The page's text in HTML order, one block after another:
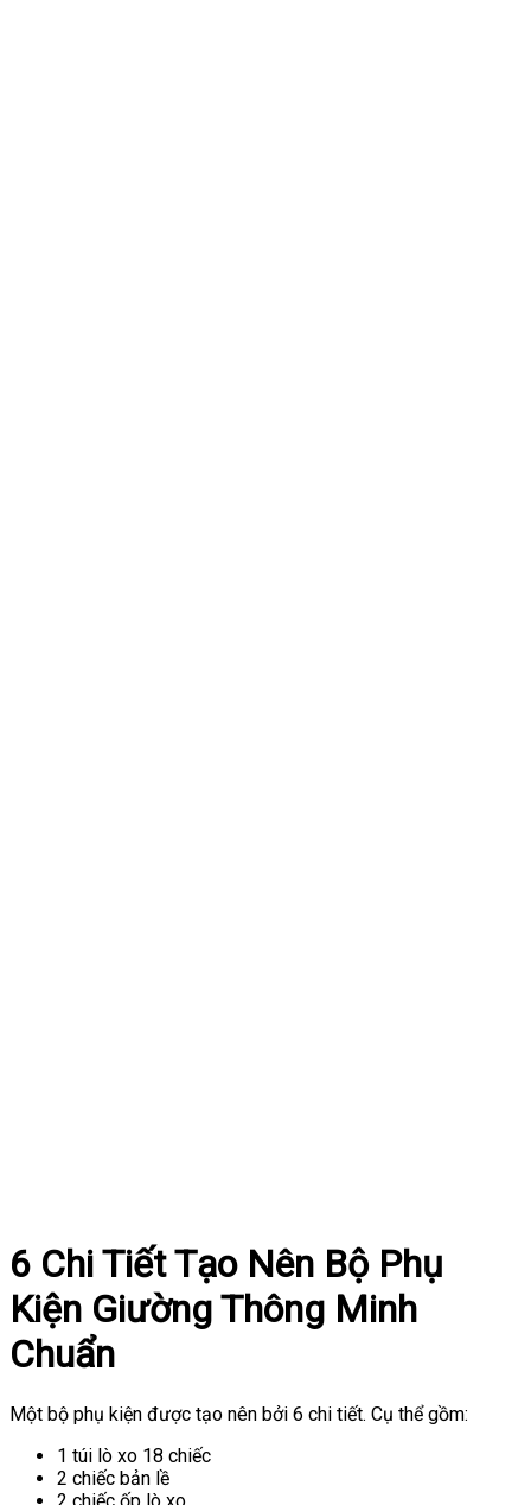
6 Chi Tiết Tạo Nên Bộ Phụ
Kiện Giường Thông Minh
Chuẩn
Một bộ phụ kiện được tạo nên bởi 6 chi tiết. Cụ thể gồm:
1 túi lò xo 18 chiếc
2 chiếc bản lề